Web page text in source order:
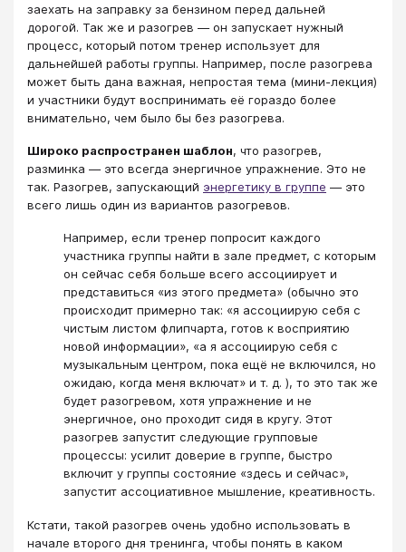
заехать на заправку за бензином перед дальней
дорогой. Так же и разогрев — он запускает нужный
процесс, который потом тренер использует для
дальнейшей работы группы. Например, после разогрева
может быть дана важная, непростая тема (мини-лекция)
и участники будут воспринимать её гораздо более
внимательно, чем было бы без разогрева.
Широко распространен шаблон, что разогрев,
разминка — это всегда энергичное упражнение. Это не
так. Разогрев, запускающий энергетику в группе — это
всего лишь один из вариантов разогревов.
Например, если тренер попросит каждого
участника группы найти в зале предмет, с которым
он сейчас себя больше всего ассоциирует и
представиться «из этого предмета» (обычно это
происходит примерно так: «я ассоциирую себя с
чистым листом флипчарта, готов к восприятию
новой информации», «а я ассоциирую себя с
музыкальным центром, пока ещё не включился, но
ожидаю, когда меня включат» и т. д. ), то это так же
будет разогревом, хотя упражнение и не
энергичное, оно проходит сидя в кругу. Этот
разогрев запустит следующие групповые
процессы: усилит доверие в группе, быстро
включит у группы состояние «здесь и сейчас»,
запустит ассоциативное мышление, креативность.
Кстати, такой разогрев очень удобно использовать в
начале второго дня тренинга, чтобы понять в каком